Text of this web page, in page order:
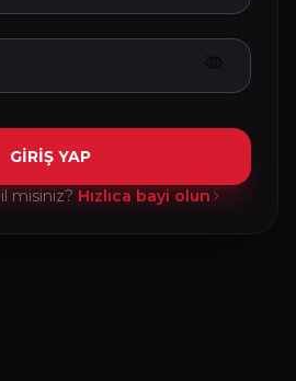
GİRİŞ YAP
misiniz?Hızlıca bayi olun